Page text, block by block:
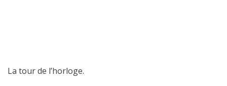
La tour de l’horloge.